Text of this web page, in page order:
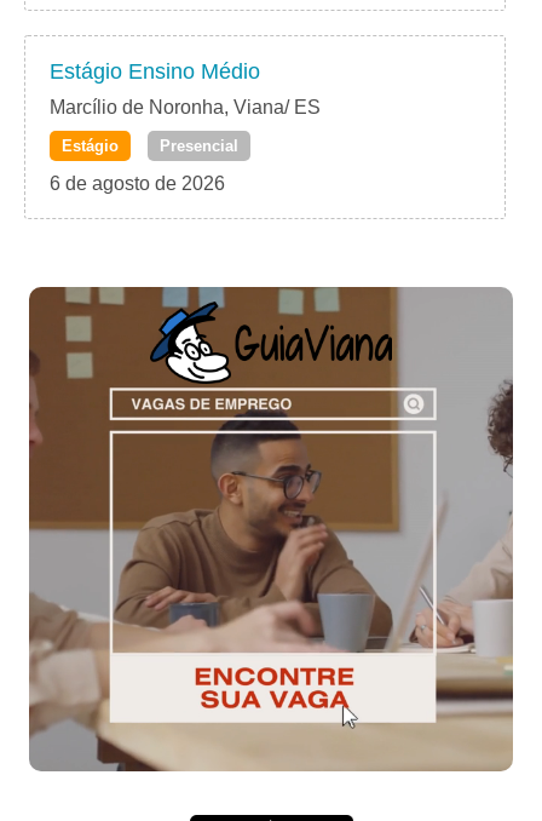
Estágio Ensino Médio
Marcílio de Noronha, Viana/ ES
Estágio Presencial
6 de agosto de 2026